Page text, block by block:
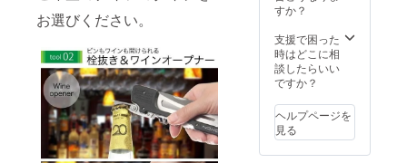
お選びください。
す。
すか？
支援で困った
時はどこに相
談したらいい
ですか？
ヘルプページを
見る